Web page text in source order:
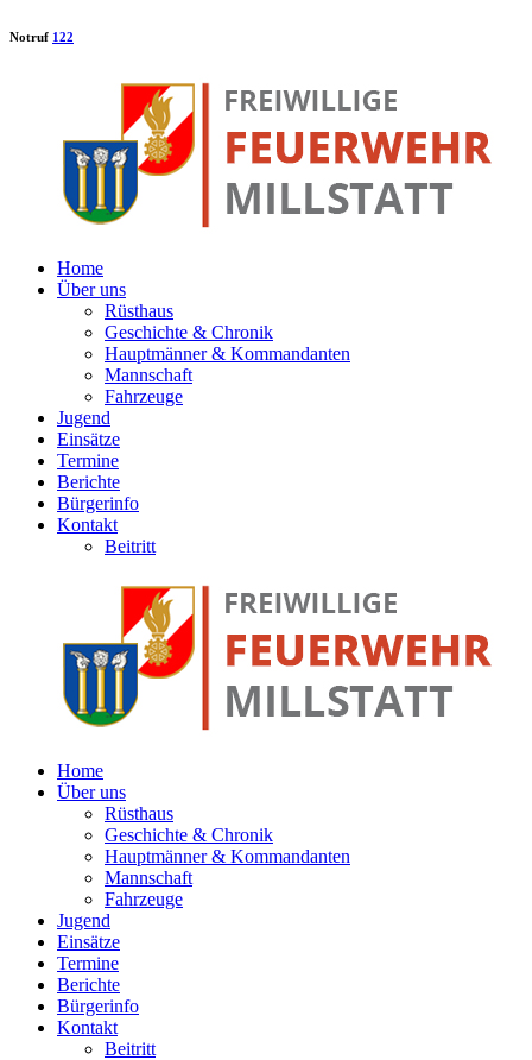
Notruf 122
Home
Über uns
Rüsthaus
Geschichte & Chronik
Hauptmänner & Kommandanten
Mannschaft
Fahrzeuge
Jugend
Einsätze
Termine
Berichte
Bürgerinfo
Kontakt
Beitritt
Home
Über uns
Rüsthaus
Geschichte & Chronik
Hauptmänner & Kommandanten
Mannschaft
Fahrzeuge
Jugend
Einsätze
Termine
Berichte
Bürgerinfo
Kontakt
Beitritt